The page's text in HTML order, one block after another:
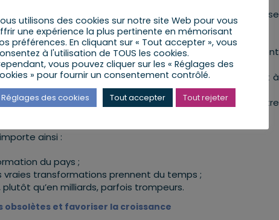
une politique axée sur un triptyque dont les principes se
des marges de manœuvre à celles et ceux qui veulent
œuvre des sécurités contemporaines qui correspondent à
économies sur des dépenses inutiles qui pourront être
l’investissement privé.
ainsi :
du pays ;
vraies transformations prennent du temps ;
qu’en milliards, parfois trompeurs.
obsolètes et favoriser la croissance
utilisons des cookies sur notre site Web pour vous
une expérience la plus pertinente en mémorisant
préférences. En cliquant sur « Tout accepter », vous
à l'utilisation de TOUS les cookies.
vous pouvez cliquer sur les « Réglages des
» pour fournir un consentement contrôlé.
Réglages des cookies Tout accepter Tout rejeter